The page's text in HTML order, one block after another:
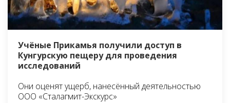
Учёные Прикамья получили доступ в
Кунгурскую пещеру для проведения
исследований
Они оценят ущерб, нанесённый деятельностью
ООО «Сталагмит-Экскурс»